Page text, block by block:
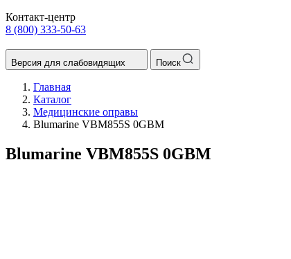
Контакт-центр
8 (800) 333-50-63
Версия для слабовидящих Поиск
Главная
Каталог
Медицинские оправы
Blumarine VBM855S 0GBM
Blumarine VBM855S 0GBM